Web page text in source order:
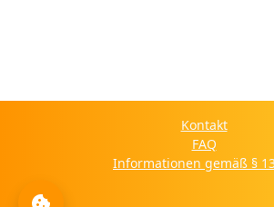
Kontakt
FAQ
Informationen gemäß §